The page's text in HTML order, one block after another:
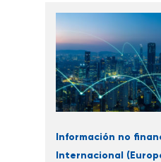
Información no
Internacional